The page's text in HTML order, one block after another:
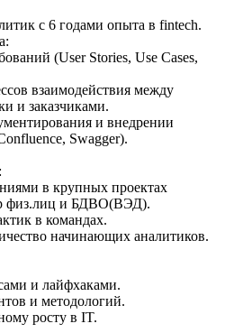
с 6 годами опыта в fintech.
(User Stories, Use Cases,
взаимодействия между
и заказчиками.
и внедрении
Swagger).
в крупных проектах
физ.лиц и БДВО(ВЭД).
в командах.
начинающих аналитиков.
и лайфхаками.
и методологий.
росту в IT.